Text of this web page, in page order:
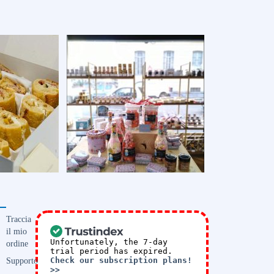
Traccia
il mio
ordine
Supporto
Unfortunately, the 7-day
trial period has expired.
Check our subscription plans!
>>